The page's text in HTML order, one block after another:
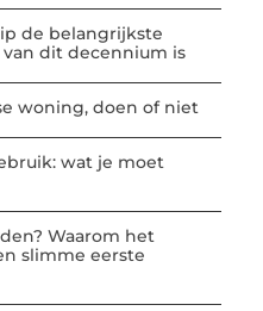
de belangrijkste
dit decennium is
woning, doen of niet
wat je moet
Waarom het
slimme eerste